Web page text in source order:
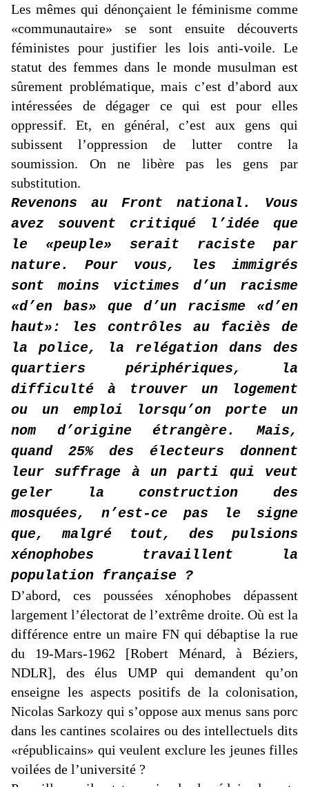
Les mêmes qui dénonçaient le féminisme comme
«communautaire» se sont ensuite découverts
féministes pour justifier les lois anti-voile. Le
statut des femmes dans le monde musulman est
sûrement problématique, mais c’est d’abord aux
intéressées de dégager ce qui est pour elles
oppressif. Et, en général, c’est aux gens qui
subissent l’oppression de lutter contre la
soumission. On ne libère pas les gens par
substitution.
Revenons au Front national. Vous
avez souvent critiqué l’idée que
le «peuple» serait raciste par
nature. Pour vous, les immigrés
sont moins victimes d’un racisme
«d’en bas» que d’un racisme «d’en
haut»: les contrôles au faciès de
la police, la relégation dans des
quartiers périphériques, la
difficulté à trouver un logement
ou un emploi lorsqu’on porte un
nom d’origine étrangère. Mais,
quand 25% des électeurs donnent
leur suffrage à un parti qui veut
geler la construction des
mosquées, n’est-ce pas le signe
que, malgré tout, des pulsions
xénophobes travaillent la
population française ?
D’abord, ces poussées xénophobes dépassent
largement l’électorat de l’extrême droite. Où est la
différence entre un maire FN qui débaptise la rue
du 19-Mars-1962 [Robert Ménard, à Béziers,
NDLR], des élus UMP qui demandent qu’on
enseigne les aspects positifs de la colonisation,
Nicolas Sarkozy qui s’oppose aux menus sans porc
dans les cantines scolaires ou des intellectuels dits
«républicains» qui veulent exclure les jeunes filles
voilées de l’université ?